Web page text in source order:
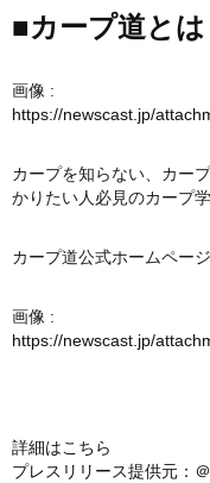
■カープ道とは
画像 :
https://newscast.jp/
カープを知らない、カー
かりたい人必見のカープ学
カープ道公式ホームペー
画像 :
https://newscast.jp/
詳細はこちら
プレスリリース提供元：